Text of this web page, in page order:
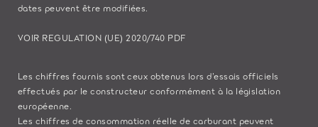
dates peuvent être modifiées.
VOIR REGULATION (UE) 2020/740 PDF
Les chiffres fournis sont ceux obtenus lors d’essais officiels
effectués par le constructeur conformément à la législation
européenne.
Les chiffres de consommation réelle de carburant peuvent